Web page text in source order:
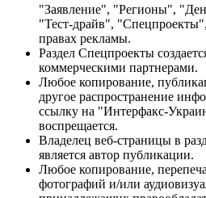
"Заявление", "Регионы",
"Тест-драйв",
правах рекламы.
Раздел Спецпроекты
коммерческими партнерами.
Любое копирование,
другое распространение
ссылку на "Интерфакс-
воспрещается.
Владелец веб-страницы в
является автор публикации.
Любое копирование,
фотографий и/или